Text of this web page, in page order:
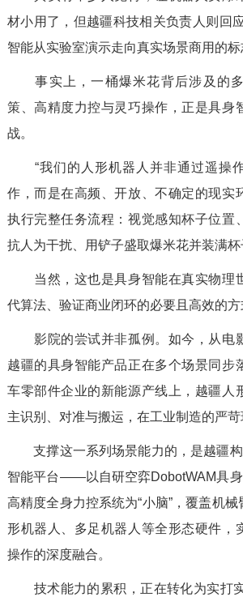
材小用了，但越疆科技相关负责人则回
智能从实验室演示走向真实场景商用的标
事实上，一桶爆米花背后涉及的
策、高精度力控与灵巧操作，正是具身
战。
“我们的人形机器人并非通过遥操
作，而是在高频、开放、不确定的现实
执行完整任务流程：视觉感知杯子位置
抗人为干扰、用铲子盛取爆米花并装满杯
当然，这也是具身智能在真实物理
代算法、验证商业闭环的必要且高效的方
影院的尝试并非孤例。如今，从电
越疆的具身智能产品正在多个场景同步
车零部件企业的新能源产线上，越疆人
主识别、对准与搬运，在工业制造的严苛
支撑这一系列场景能力的，是越疆
智能平台——以自研空弈DobotWAM具身
高精度全身力控系统为“小脑”，覆盖机械
形机器人、多足机器人等全形态硬件，
操作的深度融合。
技术能力的累积，正在转化为实打